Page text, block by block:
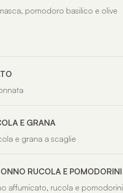
pomodoro basilico e olive
E GRANA
e grana a scaglie
RUCOLA E POMODORINI
affumicato, rucola e pomodorini